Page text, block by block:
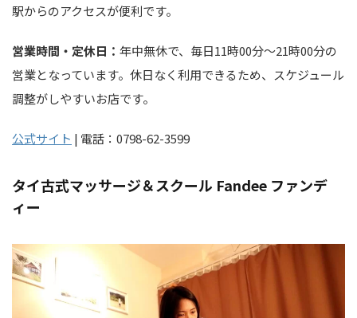
駅からのアクセスが便利です。
営業時間・定休日： 年中無休で、毎日11時00分～21時00分の
営業となっています。休日なく利用できるため、スケジュール
調整がしやすいお店です。
公式サイト | 電話：0798-62-3599
タイ古式マッサージ＆スクール Fandee ファンデ
ィー